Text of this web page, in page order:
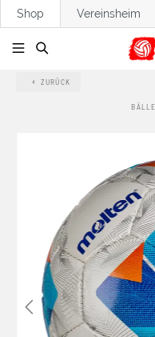
springen
Shop Vereinsheim
ZURÜCK
BÄLLE